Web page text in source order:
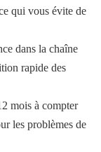
qui vous évite de
dans la chaîne
rapide des
mois à compter
les problèmes de